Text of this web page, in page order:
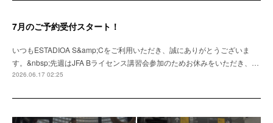
7月のご予約受付スタート！
いつもESTADIOA S&amp;Cをご利用いただき、誠にありがとうございま
す。&nbsp;先週はJFA Bライセンス講習会参加のためお休みをいただき、…
2026.06.17 02:25